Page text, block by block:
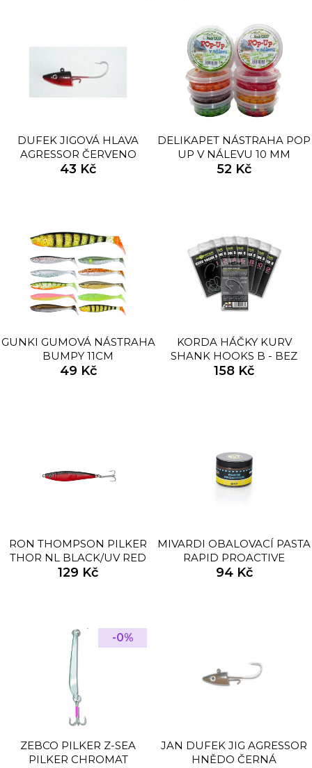
DUFEK JIGOVÁ HLAVA
AGRESSOR ČERVENO
ČERNÁ
43 Kč
DELIKAPET NÁSTRAHA POP
UP V NÁLEVU 10 MM
52 Kč
GUNKI GUMOVÁ NÁSTRAHA
BUMPY 11CM
49 Kč
KORDA HÁČKY KURV
SHANK HOOKS B - BEZ
PROTIHROTU
158 Kč
RON THOMPSON PILKER
THOR NL BLACK/UV RED
129 Kč
MIVARDI OBALOVACÍ PASTA
RAPID PROACTIVE
94 Kč
ZEBCO PILKER Z-SEA
PILKER CHROMAT
-0%
JAN DUFEK JIG AGRESSOR
HNĚDO ČERNÁ